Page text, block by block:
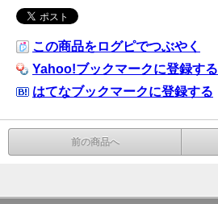
この商品をログピでつぶやく
Yahoo!ブックマークに登録する
はてなブックマークに登録する
前の商品へ